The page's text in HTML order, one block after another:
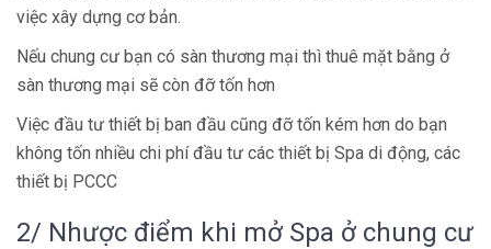
việc xây dựng cơ bản.
Nếu chung cư bạn có sàn thương mại thì thuê mặt bằng ở
sàn thương mại sẽ còn đỡ tốn hơn
Việc đầu tư thiết bị ban đầu cũng đỡ tốn kém hơn do bạn
không tốn nhiều chi phí đầu tư các thiết bị Spa di động, các
thiết bị PCCC
2/ Nhược điểm khi mở Spa ở chung cư